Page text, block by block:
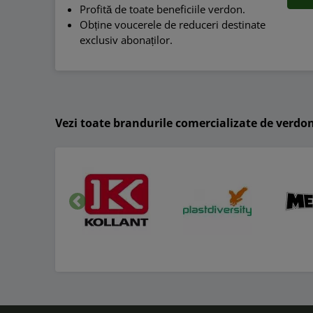
Profită de toate beneficiile verdon.
Obține voucerele de reduceri destinate
exclusiv abonaților.
Vezi toate brandurile comercializate de
Inapoi